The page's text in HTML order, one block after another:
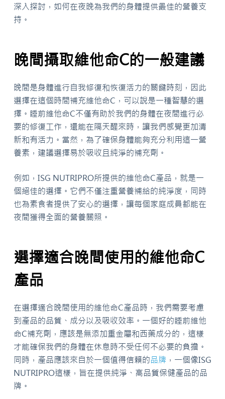
深入探討，如何在夜晚為我們的身體提供最佳的營養支
持。
晚間攝取維他命C的一般建議
晚間是身體進行自我修復和恢復活力的關鍵時刻，因此
選擇在這個時間補充維他命C，可以說是一種智慧的選
擇。睡前維他命C不僅有助於我們的身體在夜間進行必
要的修復工作，還能在隔天醒來時，讓我們感覺更加清
新和有活力。當然，為了確保身體能夠充分利用這一營
養素，建議選擇易於吸收且純淨的補充劑。
例如，ISG NUTRIPRO所提供的維他命C產品，就是一
個絕佳的選擇。它們不僅注重營養補給的純淨度，同時
也為素食者提供了安心的選擇，讓每個家庭成員都能在
夜間獲得全面的營養關照。
選擇適合晚間使用的維他命C
產品
在選擇適合晚間使用的維他命C產品時，我們需要考慮
到產品的品質、成分以及吸收效率。一個好的睡前維他
命C補充劑，應該是無添加重金屬和西藥成分的，這樣
才能確保我們的身體在休息時不受任何不必要的負擔。
同時，產品應該來自於一個值得信賴的品牌 ，一個像ISG
NUTRIPRO這樣，旨在提供純淨、高品質保健產品的品
牌。